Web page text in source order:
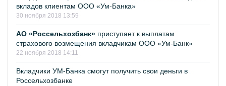
вкладов клиентам ООО «Ум-Банка»
30 ноября 2018 13:59
АО «Россельхозбанк» приступает к выплатам
страхового возмещения вкладчикам ООО «Ум-Банк»
22 ноября 2018 14:11
Вкладчики УМ-Банка смогут получить свои деньги в
Россельхозбанке